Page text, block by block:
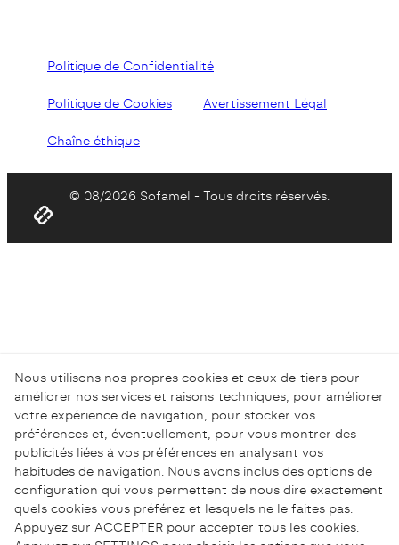
Politique de Confidentialité
Politique de Cookies Avertissement Légal
Chaîne éthique
© 08/2026 Sofamel - Tous droits réservés.
Nous utilisons nos propres cookies et ceux de tiers pour
améliorer nos services et raisons techniques, pour améliorer
votre expérience de navigation, pour stocker vos
préférences et, éventuellement, pour vous montrer des
publicités liées à vos préférences en analysant vos
habitudes de navigation. Nous avons inclus des options de
configuration qui vous permettent de nous dire exactement
quels cookies vous préférez et lesquels ne le faites pas.
Appuyez sur ACCEPTER pour accepter tous les cookies.